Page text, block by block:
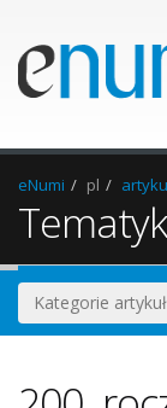
eNumi pl
Kategorie